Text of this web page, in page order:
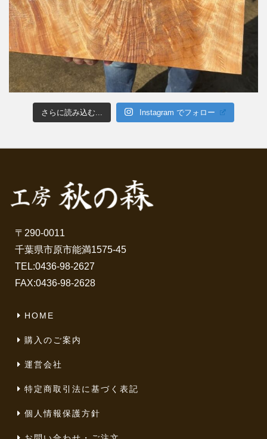
さらに読み込む... Instagram でフォロー
〒290-0011
千葉県市原市能満1575-45
TEL:0436-98-2627
FAX:0436-98-2628
HOME
購入のご案内
運営会社
特定商取引法に基づく表記
個人情報保護方針